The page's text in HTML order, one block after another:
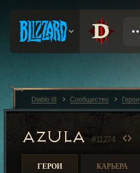
AZULA#11274
ГЕРОИ КАРЬЕРА
Diablo III Сообщество Герои